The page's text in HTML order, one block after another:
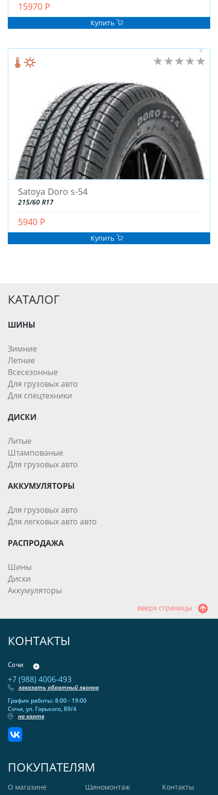
15970 Р
Купить
Satoya Doro s-54
215/60 R17
5940 Р
Купить
КАТАЛОГ
ШИНЫ
Зимние
Летние
Всесезонные
Для грузовых авто
Для спецтехники
ДИСКИ
Литые
Штампованые
Для грузовых авто
АККУМУЛЯТОРЫ
Для грузовых авто
Для легковых авто авто
РАСПРОДАЖА
Шины
Диски
Аккумуляторы
вверх страницы
КОНТАКТЫ
Сочи
+7 (988) 4006-493
заказать обратный звонок
График работы: 8:00 - 19:00
Сочи, ул. Горького, 89/4
на карте
ПОКУПАТЕЛЯМ
О магазине
Шиномонтаж
Контакты